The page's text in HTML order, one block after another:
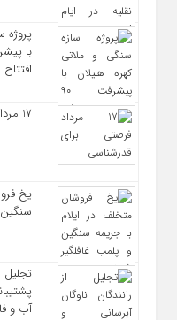
پروژه
17 مرداد فرصتی برای قدرشناسی
یخ‌
تجلیل
آب و